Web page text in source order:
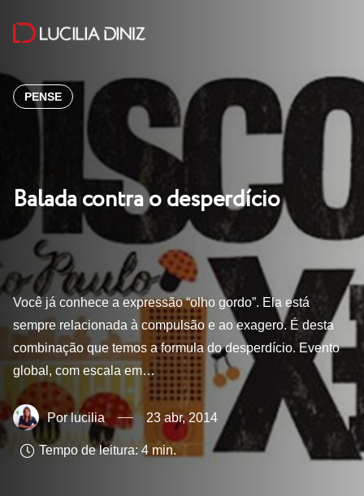
PENSE
Balada contra o desperdício
Você já conhece a expressão “olho gordo”. Ela está
sempre relacionada à compulsão e ao exagero. É desta
combinação que temos a formula do desperdício. Evento
global, com escala em…
lucilia 23 abr, 2014
Tempo de leitura: 4 min.